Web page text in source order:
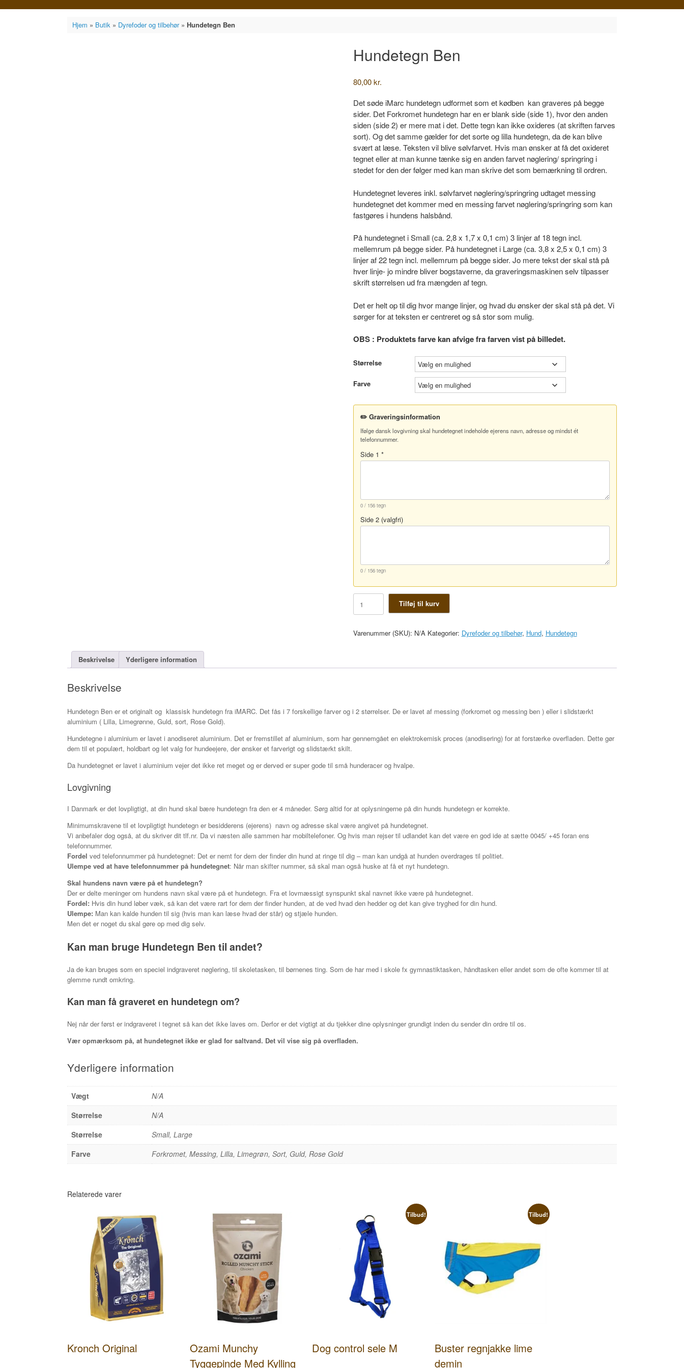
cart
Hjem » Butik» Dyrefoder og tilbehør» Hundetegn Ben
Hundetegn Ben
80,00kr.
Det søde iMarc hundetegn udformet som et kødben kan graveres på begge
sider. Det Forkromet hundetegn har en er blank side (side 1), hvor den anden
siden (side 2) er mere mat i det. Dette tegn kan ikke oxideres (at skriften farves
sort). Og det samme gælder for det sorte og lilla hundetegn, da de kan blive
svært at læse. Teksten vil blive sølvfarvet. Hvis man ønsker at få det oxideret
tegnet eller at man kunne tænke sig en anden farvet nøglering/ springring i
stedet for den der følger med kan man skrive det som bemærkning til ordren.
Hundetegnet leveres inkl. sølvfarvet nøglering/springring udtaget messing
hundetegnet det kommer med en messing farvet nøglering/springring som kan
fastgøres i hundens halsbånd.
På hundetegnet i Small (ca. 2,8 x 1,7 x 0,1 cm) 3 linjer af 18 tegn incl.
mellemrum på begge sider. På hundetegnet i Large (ca. 3,8 x 2,5 x 0,1 cm) 3
linjer af 22 tegn incl. mellemrum på begge sider. Jo mere tekst der skal stå på
hver linje- jo mindre bliver bogstaverne, da graveringsmaskinen selv tilpasser
skrift størrelsen ud fra mængden af tegn.
Det er helt op til dig hvor mange linjer, og hvad du ønsker der skal stå på det. Vi
sørger for at teksten er centreret og så stor som mulig.
OBS : Produktets farve kan afvige fra farven vist på billedet.
Størrelse
Farve
✏️ Graveringsinformation
Ifølge dansk lovgivning skal hundetegnet indeholde ejerens navn, adresse og mindst ét
telefonnummer.
Side 1 *
0 / 156 tegn
Side 2 (valgfri)
0 / 156 tegn
Hundetegn
Ben
antal
Tilføj til kurv
Varenummer (SKU): N/A Kategorier: Dyrefoder og tilbehør, Hund, Hundetegn
Beskrivelse Yderligere information
Beskrivelse
Hundetegn Ben er et originalt og klassisk hundetegn fra iMARC. Det fås i 7 forskellige farver og i 2 størrelser. De er lavet af messing (forkromet og messing ben ) eller i slidstærkt
aluminium ( Lilla, Limegrønne, Guld, sort, Rose Gold).
Hundetegne i aluminium er lavet i anodiseret aluminium. Det er fremstillet af aluminium, som har gennemgået en elektrokemisk proces (anodisering) for at forstærke overfladen. Dette gør
dem til et populært, holdbart og let valg for hundeejere, der ønsker et farverigt og slidstærkt skilt.
Da hundetegnet er lavet i aluminium vejer det ikke ret meget og er derved er super gode til små hunderacer og hvalpe.
Lovgivning
I Danmark er det lovpligtigt, at din hund skal bære hundetegn fra den er 4 måneder. Sørg altid for at oplysningerne på din hunds hundetegn er korrekte.
Minimumskravene til et lovpligtigt hundetegn er besidderens (ejerens) navn og adresse skal være angivet på hundetegnet.
Vi anbefaler dog også, at du skriver dit tlf.nr. Da vi næsten alle sammen har mobiltelefoner. Og hvis man rejser til udlandet kan det være en god ide at sætte 0045/ +45 foran ens
telefonnummer.
Fordel ved telefonnummer på hundetegnet: Det er nemt for dem der finder din hund at ringe til dig – man kan undgå at hunden overdrages til politiet.
Ulempe ved at have telefonnummer på hundetegnet: Når man skifter nummer, så skal man også huske at få et nyt hundetegn.
Skal hundens navn være på et hundetegn?
Der er delte meninger om hundens navn skal være på et hundetegn. Fra et lovmæssigt synspunkt skal navnet ikke være på hundetegnet.
Fordel: Hvis din hund løber væk, så kan det være rart for dem der finder hunden, at de ved hvad den hedder og det kan give tryghed for din hund.
Ulempe: Man kan kalde hunden til sig (hvis man kan læse hvad der står) og stjæle hunden.
Men det er noget du skal gøre op med dig selv.
Kan man bruge Hundetegn Ben til andet?
Ja de kan bruges som en speciel indgraveret nøglering, til skoletasken, til børnenes ting. Som de har med i skole fx gymnastiktasken, håndtasken eller andet som de ofte kommer til at
glemme rundt omkring.
Kan man få graveret en hundetegn om?
Nej når der først er indgraveret i tegnet så kan det ikke laves om. Derfor er det vigtigt at du tjekker dine oplysninger grundigt inden du sender din ordre til os.
Vær opmærksom på, at hundetegnet ikke er glad for saltvand. Det vil vise sig på overfladen.
Yderligere information
Vægt
N/A
Størrelse
N/A
Størrelse
Small, Large
Farve
Forkromet, Messing, Lilla, Limegrøn, Sort, Guld, Rose Gold
Relaterede varer
Kronch Original
Ozami Munchy
Tyggepinde Med Kylling
Tilbud!
Dog control sele M
Tilbud!
Buster regnjakke lime
demin